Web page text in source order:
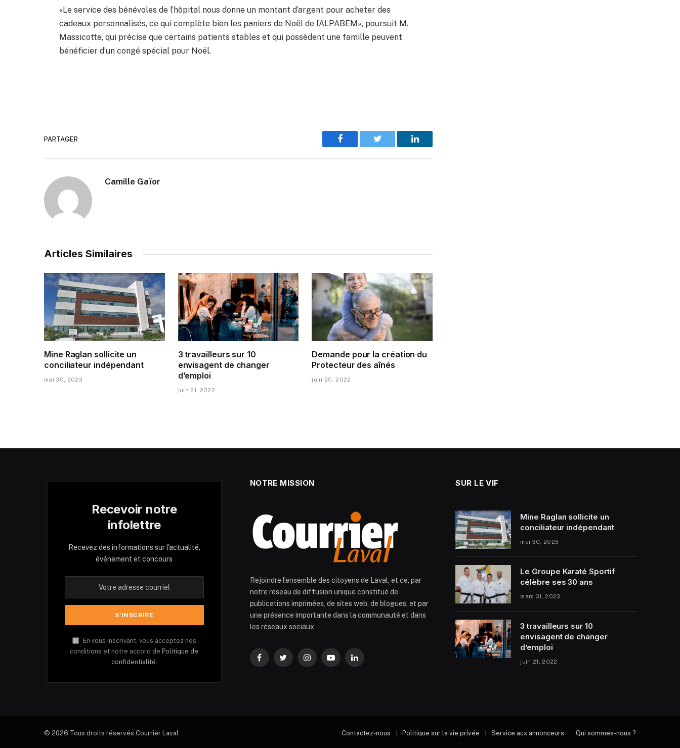
«Le service des bénévoles de l’hôpital nous donne un montant d’argent pour acheter des
cadeaux personnalisés, ce qui complète bien les paniers de Noël de l’ALPABEM», poursuit M.
Massicotte, qui précise que certains patients stables et qui possèdent une famille peuvent
bénéficier d’un congé spécial pour Noël.
PARTAGER
Facebook Twitter LinkedIn
Camille Gaïor
Articles Similaires
Mine Raglan sollicite un
conciliateur indépendant
mai 30, 2023
3 travailleurs sur 10
envisagent de changer
d’emploi
juin 21, 2022
Demande pour la création du
Protecteur des aînés
juin 20, 2022
Recevoir notre
infolettre
Recevez des informations sur l'actualité,
événement et concours
En vous inscrivant, vous acceptez nos
conditions et notre accord dePolitique de
confidentialité.
NOTRE MISSION
Rejoindre l’ensemble des citoyens de Laval, et ce, par
notre réseau de diffusion unique constitué de
publications imprimées, de sites web, de blogues, et par
une présence importante dans la communauté et dans
les réseaux sociaux
FacebookTwitterInstagramYouTubeLinkedIn
SUR LE VIF
Mine Raglan sollicite un
conciliateur indépendant
mai 30, 2023
Le Groupe Karaté Sportif
célèbre ses 30 ans
mars 31, 2023
3 travailleurs sur 10
envisagent de changer
d’emploi
juin 21, 2022
© 2026 Tous droits réservés Courrier Laval Contactez-nous Politique sur la vie privée Service aux annonceurs Qui sommes-nous ?